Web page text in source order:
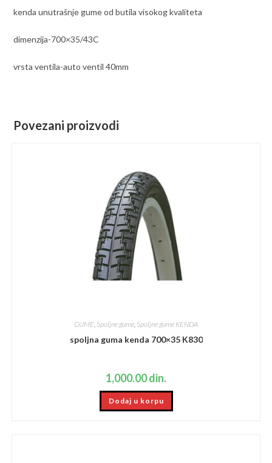
kenda unutrašnje gume od butila visokog kvaliteta
dimenzija-700×35/43C
vrsta ventila-auto ventil 40mm
Povezani proizvodi
GUME Spoljne gume Spoljne gume KENDA
spoljna guma kenda 700×35 K830
1,000.00din.
Dodaj u korpu